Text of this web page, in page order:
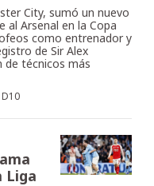
City, sumó un nuevo
Arsenal en la Copa
como entrenador y
de Sir Alex
de técnicos más
Liga